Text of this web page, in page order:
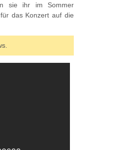
sie ihr im Sommer
das Konzert auf die